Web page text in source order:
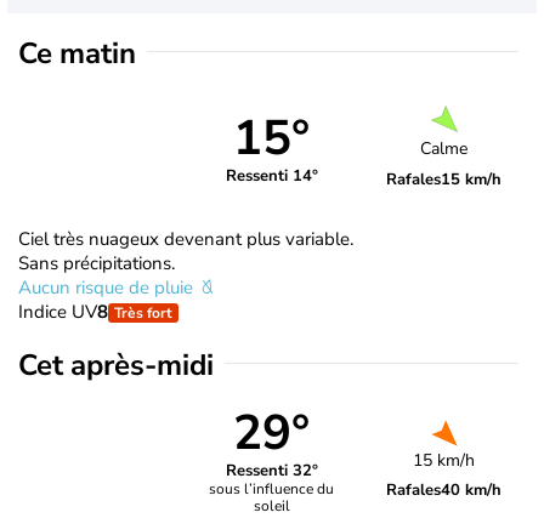
Ce matin
15°
Ressenti 14°
Calme
Rafales15 km/h
Ciel très nuageux devenant plus variable.
Sans précipitations.
Aucun risque de pluie
Indice UV8 Très fort
Cet après-midi
29°
Ressenti 32°
sous l’influence du
soleil
15 km/h
Rafales40 km/h